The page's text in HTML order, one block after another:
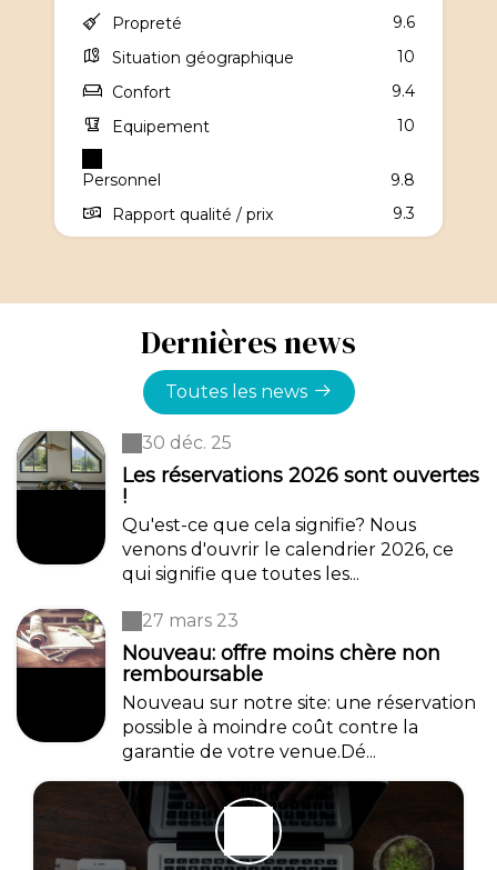
Propreté
9.6
Situation géographique
10
Confort
9.4
Equipement
10
Personnel
9.8
Rapport qualité / prix
9.3
Dernières news
Toutes les news
30 déc. 25
Les réservations 2026 sont ouvertes
!
Qu'est-ce que cela signifie? Nous
venons d'ouvrir le calendrier 2026, ce
qui signifie que toutes les...
27 mars 23
Nouveau: offre moins chère non
remboursable
Nouveau sur notre site: une réservation
possible à moindre coût contre la
garantie de votre venue.Dé...